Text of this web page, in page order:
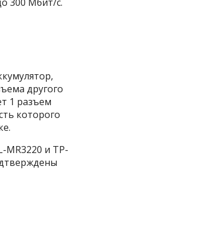
другого
1 разъем
которого
MR3220 и TP-